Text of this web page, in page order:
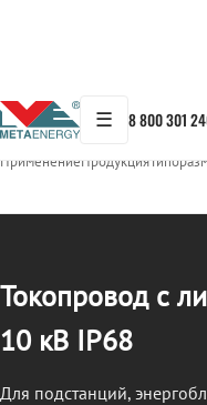
☰ 8 800 301
← Продукция/ТОКОПРОВОД
ПрименениеПродукция
Токопровод с
10 кВ IP68
Для подстанций,